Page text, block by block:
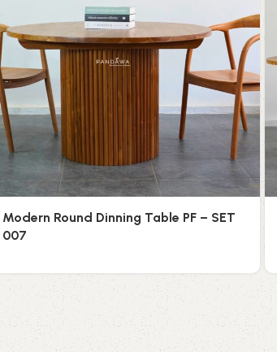
Modern Round Dinning Table PF – SET
007